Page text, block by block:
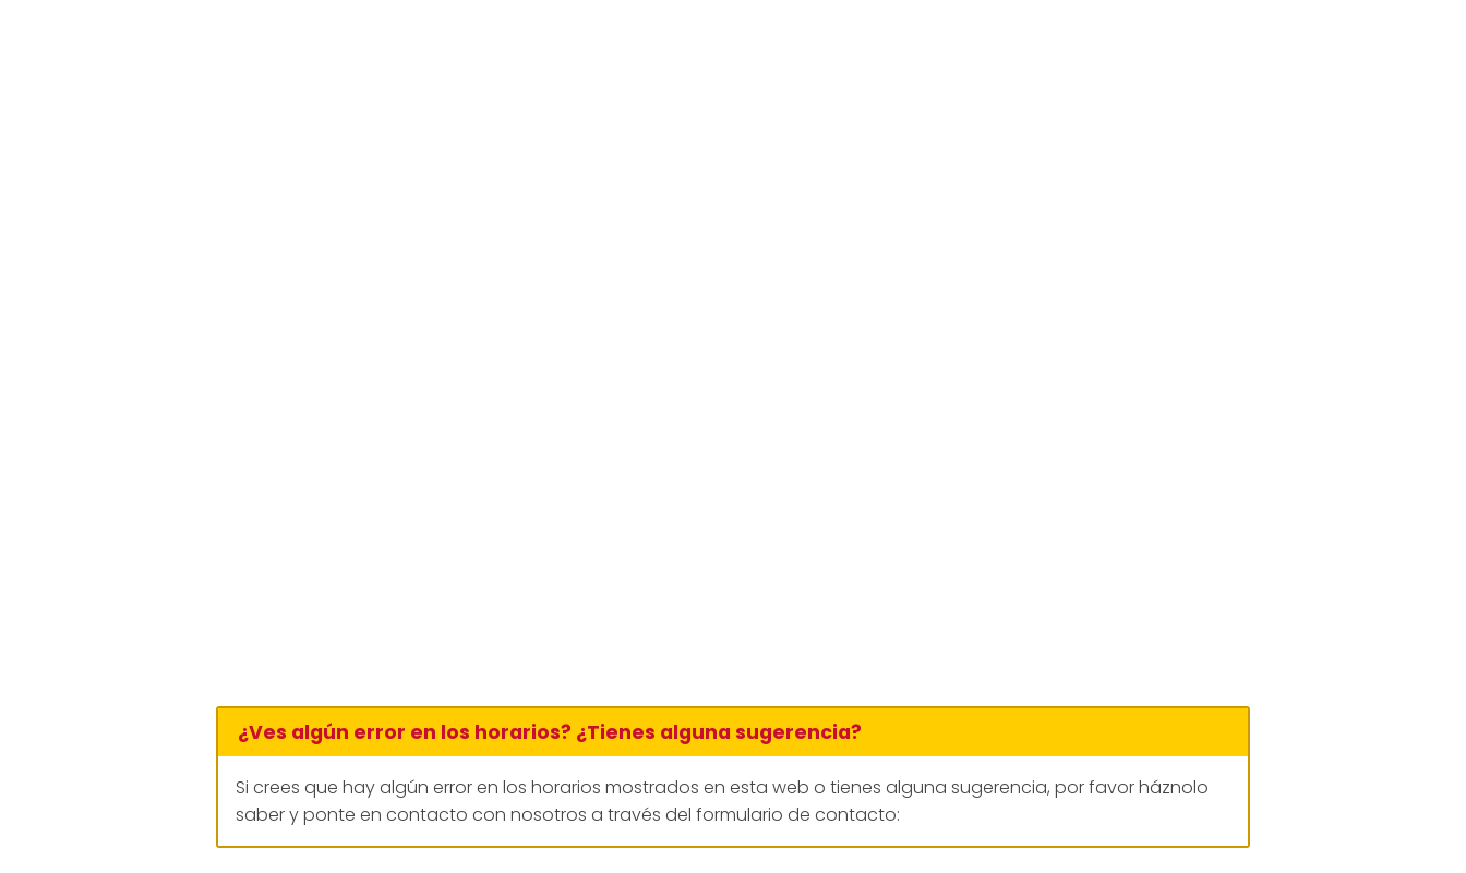
¿Ves algún error en los horarios? ¿Tienes alguna sugerencia?
Si crees que hay algún error en los horarios mostrados en esta web o tienes alguna sugerencia, por favor háznolo
saber y ponte en contacto con nosotros a través del formulario de contacto: